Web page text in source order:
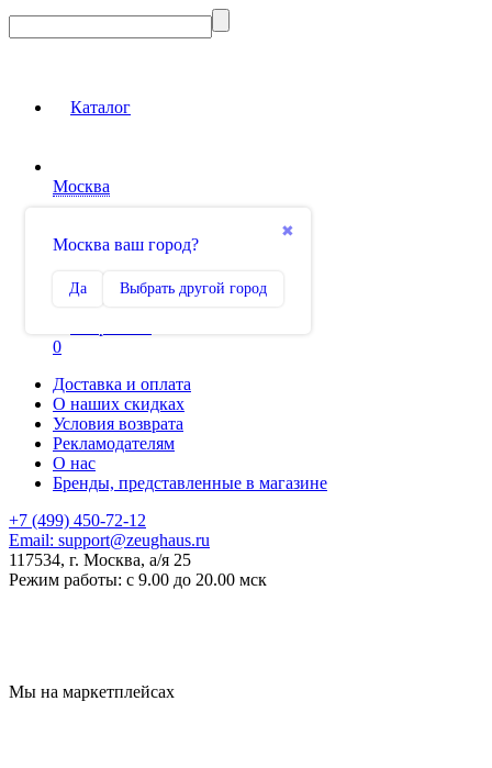
Каталог
Москва
✖
Москва ваш город?
Да Выбрать другой город
Сравнение
0
Доставка и оплата
О наших скидках
Условия возврата
Рекламодателям
О нас
Бренды, представленные в магазине
+7 (499) 450-72-12
Email: support@zeughaus.ru
117534, г. Москва, а/я 25
Режим работы: с 9.00 до 20.00 мск
Мы на маркетплейсах